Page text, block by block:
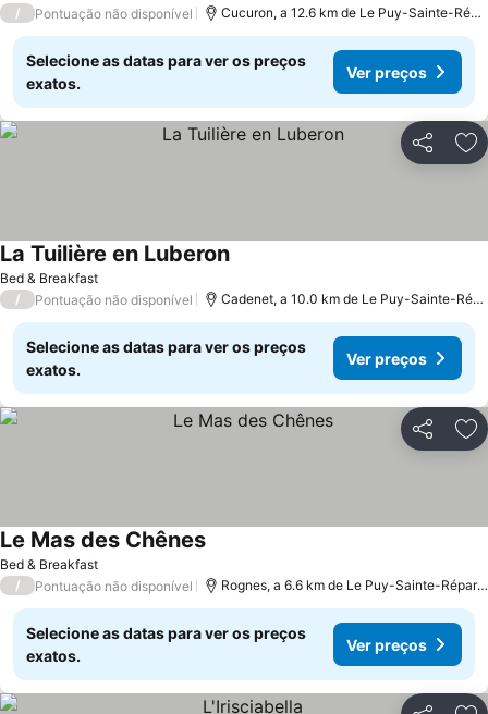
/ Pontuação não disponível Cucuron, a 12.6 km de Le Puy-Sainte-Réparade
Selecione as datas para ver os preços
exatos.
Ver preços
Partilhar
Bed & Breakfast
La Tuilière en Luberon
/ Pontuação não disponível Cadenet, a 10.0 km de Le Puy-Sainte-Réparade
Selecione as datas para ver os preços
exatos.
Ver preços
Partilhar
Bed & Breakfast
Le Mas des Chênes
/ Pontuação não disponível Rognes, a 6.6 km de Le Puy-Sainte-Réparade
Selecione as datas para ver os preços
exatos.
Ver preços